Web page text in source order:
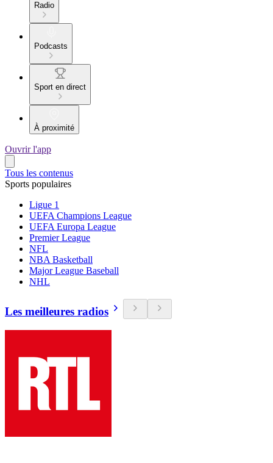
Radio
Podcasts
Sport en direct
À proximité
Ouvrir l'app
Tous les contenus
Sports populaires
Ligue 1
UEFA Champions League
UEFA Europa League
Premier League
NFL
NBA Basketball
Major League Baseball
NHL
Les meilleures radios